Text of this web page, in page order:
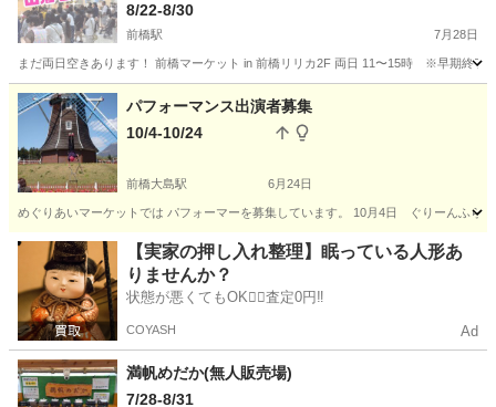
8/22-8/30
前橋駅 7月28日
まだ両日空きあります！ 前橋マーケット in 前橋リリカ2F 両日 11〜15時 ※早期終了
群馬 前橋市 前橋駅 フリーマーケット
パフォーマンス出演者募集
10/4-10/24
前橋大島駅 6月24日
めぐりあいマーケットでは パフォーマーを募集しています。 10月4日 ぐりーんふら
群馬 前橋市 前橋大島駅 フリーマーケット パフォーマンス
【実家の押し入れ整理】眠っている人形あ
りませんか？
状態が悪くてもOK🙆‍♀️査定0円‼️
COYASH Ad
満帆めだか(無人販売場)
7/28-8/31